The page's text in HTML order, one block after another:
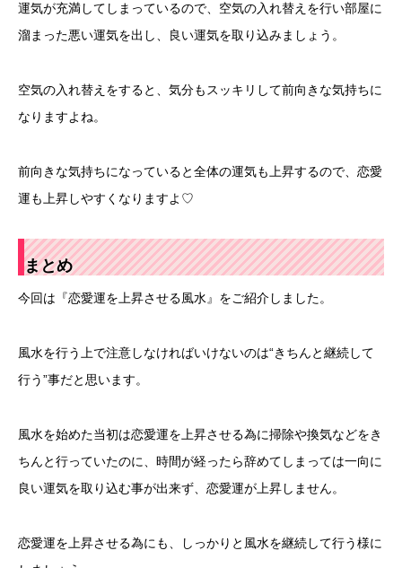
運気が充満してしまっているので、空気の入れ替えを行い部屋に
溜まった悪い運気を出し、良い運気を取り込みましょう。
空気の入れ替えをすると、気分もスッキリして前向きな気持ちに
なりますよね。
前向きな気持ちになっていると全体の運気も上昇するので、恋愛
運も上昇しやすくなりますよ♡
まとめ
今回は『恋愛運を上昇させる風水』をご紹介しました。
風水を行う上で注意しなければいけないのは“きちんと継続して
行う”事だと思います。
風水を始めた当初は恋愛運を上昇させる為に掃除や換気などをき
ちんと行っていたのに、時間が経ったら辞めてしまっては一向に
良い運気を取り込む事が出来ず、恋愛運が上昇しません。
恋愛運を上昇させる為にも、しっかりと風水を継続して行う様に